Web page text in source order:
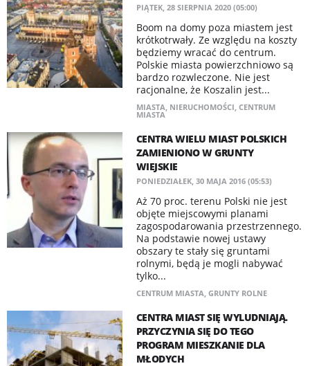
PIĄTEK, 28 SIERPNIA 2020 (05:00)
Boom na domy poza miastem jest
krótkotrwały. Ze względu na koszty
będziemy wracać do centrum.
Polskie miasta powierzchniowo są
bardzo rozwleczone. Nie jest
racjonalne, że Koszalin jest...
MIASTA, NIERUCHOMOŚCI, CENTRUM
MIASTA
CENTRA WIELU MIAST POLSKICH
ZAMIENIONO W GRUNTY
WIEJSKIE
PONIEDZIAŁEK, 30 MAJA 2016 (05:53)
Aż 70 proc. terenu Polski nie jest
objęte miejscowymi planami
zagospodarowania przestrzennego.
Na podstawie nowej ustawy
obszary te stały się gruntami
rolnymi, będą je mogli nabywać
tylko...
CENTRUM MIASTA, GRUNTY ROLNE
CENTRA MIAST SIĘ WYLUDNIAJĄ.
PRZYCZYNIA SIĘ DO TEGO
PROGRAM MIESZKANIE DLA
MŁODYCH